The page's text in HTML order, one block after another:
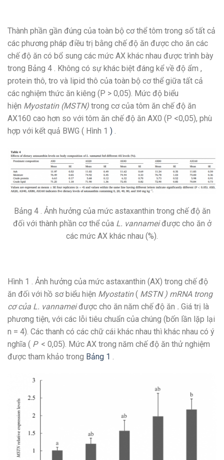
Thành phần gần đúng của toàn bộ cơ thể tôm trong số tất cả
các phương pháp điều trị bằng chế độ ăn được cho ăn các
chế độ ăn có bổ sung các mức AX khác nhau được trình bày
trong Bảng 4 . Không có sự khác biệt đáng kể về độ ẩm ,
protein thô, tro và lipid thô của toàn bộ cơ thể giữa tất cả
các nghiệm thức ăn kiêng (P > 0,05). Mức độ biểu
hiện Myostatin (MSTN) trong cơ của tôm ăn chế độ ăn
AX160 cao hơn so với tôm ăn chế độ ăn AX0 (P <0,05), phù
hợp với kết quả BWG ( Hình 1 ) .
Bảng 4 . Ảnh hưởng của mức astaxanthin trong chế độ ăn
đối với thành phần cơ thể của L. vannameiđược cho ăn ở
các mức AX khác nhau (%).
Hình 1 . Ảnh hưởng của mức astaxanthin (AX) trong chế độ
ăn đối với hồ sơ biểu hiện Myostatin( MSTN ) mRNA trong
cơ của L. vannameiđược cho ăn năm chế độ ăn . Giá trị là
phương tiện, với các lỗi tiêu chuẩn của chúng (bốn lần lặp lại
n = 4). Các thanh có các chữ cái khác nhau thì khác nhau có ý
nghĩa ( P< 0,05). Mức AX trong năm chế độ ăn thử nghiệm
được tham khảo trong Bảng 1 .